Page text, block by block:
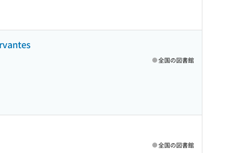
全国の図書館
全国の図書館